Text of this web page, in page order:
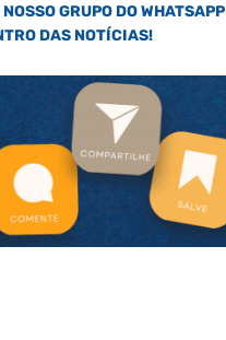
GRUPO DO WHATSAPP
DAS NOTÍCIAS!